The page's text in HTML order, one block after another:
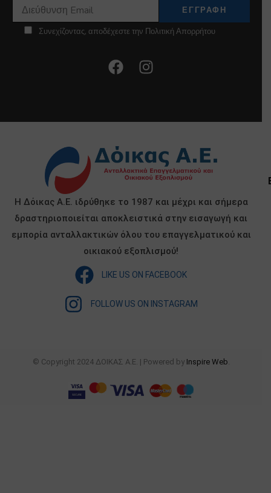
Συνεχίζοντας, αποδέχεστε την Πολιτική Απορρήτου
Η Δόικας Α.Ε. ιδρύθηκε το 1987 και μέχρι και σήμερα
δραστηριοποιείται αποκλειστικά στην εισαγωγή και
εμπορία ανταλλακτικών όλου του επαγγελματικού και
οικιακού εξοπλισμού!
LIKE US ON FACEBOOK
FOLLOW US ON INSTAGRAM
© Copyright 2024 ΔΟΙΚΑΣ Α.Ε. | Powered by Inspire Web.